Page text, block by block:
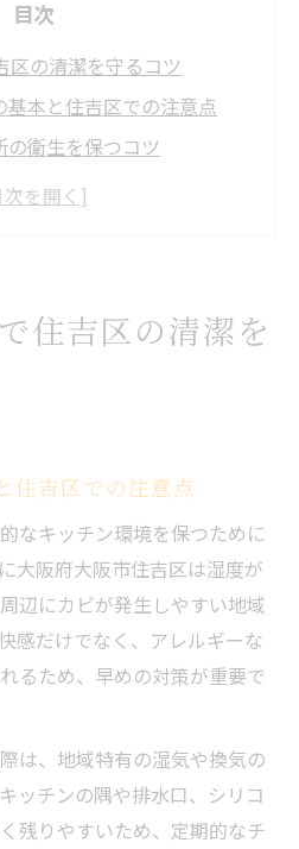
目次
区の清潔を守るコツ
基本と住吉区での注意点
の衛生を保つコツ
カビ取り実践法
り業者の見極め方
取りサービス選定術
家が安全除去する理由
選ばれる安心の理由
プロへ任せるべき理由
すすめるカビ除去法
を叶える専門家の技
もプロなら安心対応
カビはプロのカビ取りで解
住吉区の清潔を
住吉区での注意点
なキッチン環境を保つために
大阪府大阪市住吉区は湿度が
辺にカビが発生しやすい地域
感だけでなく、アレルギーな
るため、早めの対策が重要で
は、地域特有の湿気や換気の
ッチンの隅や排水口、シリコ
残りやすいため、定期的なチ